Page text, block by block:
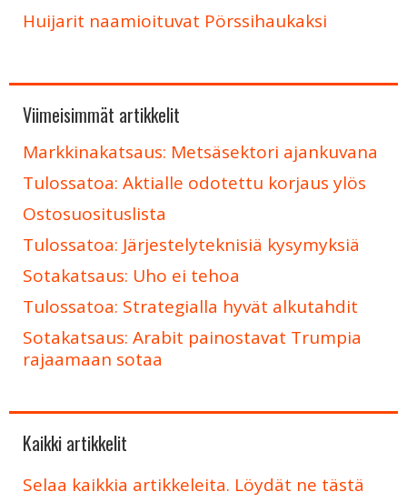
Huijarit naamioituvat Pörssihaukaksi
Viimeisimmät artikkelit
Markkinakatsaus: Metsäsektori ajankuvana
Tulossatoa: Aktialle odotettu korjaus ylös
Ostosuosituslista
Tulossatoa: Järjestelyteknisiä kysymyksiä
Sotakatsaus: Uho ei tehoa
Tulossatoa: Strategialla hyvät alkutahdit
Sotakatsaus: Arabit painostavat Trumpia
rajaamaan sotaa
Kaikki artikkelit
Selaa kaikkia artikkeleita. Löydät ne tästä